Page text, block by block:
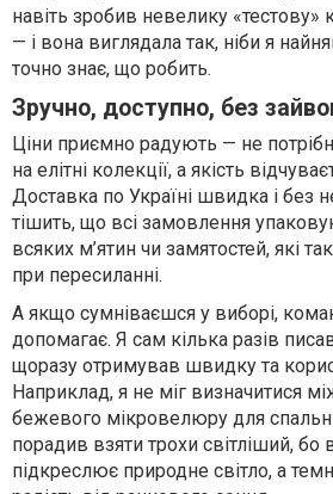
навіть зробив невелику «тестову»
— і вона виглядала так, ніби я
точно знає, що робить.
Зручно, доступно, без
Ціни приємно радують — не
на елітні колекції, а якість
Доставка по Україні швидка і без
тішить, що всі замовлення
всяких м’ятин чи замятостей, які
при пересиланні.
А якщо сумніваєшся у виборі,
допомагає. Я сам кілька разів
щоразу отримував швидку та
Наприклад, я не міг визначитися
бежевого мікровелюру для
порадив взяти трохи світліший, бо
підкреслює природне світло, а